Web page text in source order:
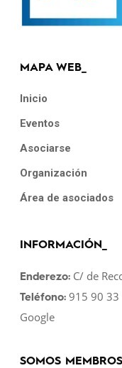
MAPA WEB_
Inicio
Eventos
Asociarse
Organización
Área de asociados
INFORMACIÓN_
Enderezo: C/ de
Teléfono: 915 90 33
Google
SOMOS MEMBROS